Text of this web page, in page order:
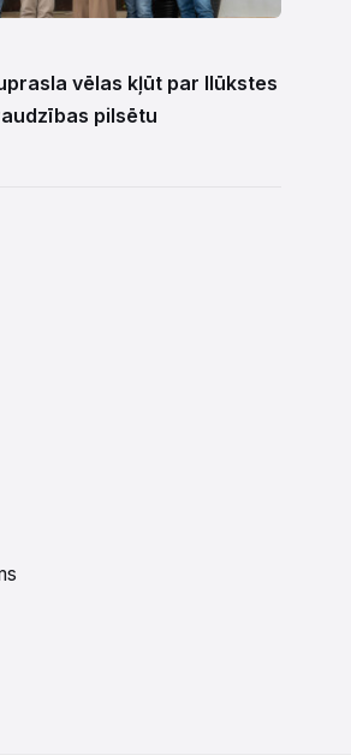
vēlas kļūt par Ilūkstes
pilsētu